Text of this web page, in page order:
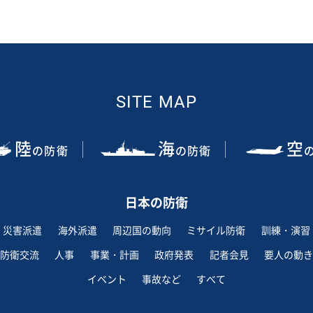
SITE MAP
陸の防衛 海の防衛 空
日本の防衛
災害派遣 海外派遣 周辺国の動向 ミサイル防衛
訓練・演習
防衛交流
人事 事業・計画 政府発表 記者会見
要人の動き
イベント
事故など すべて